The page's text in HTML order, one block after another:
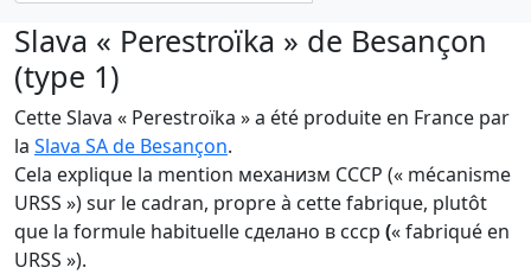
Slava « Perestroïka » de Besançon
(type 1)
Cette Slava « Perestroïka » a été produite en France par
la Slava SA de Besançon.
Cela explique la mention механизм CCCP (« mécanisme
URSS ») sur le cadran, propre à cette fabrique, plutôt
que la formule habituelle cделано в cccp (« fabriqué en
URSS »).